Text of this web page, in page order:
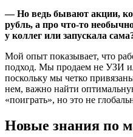
— Но ведь бывают акции,
рубль, а про что-то
у коллег или запускала
Мой опыт показывает, что
подход. Мы продаем не УЗИ
поскольку мы четко
нем, важно найти
«поиграть», но это не
Новые знания по